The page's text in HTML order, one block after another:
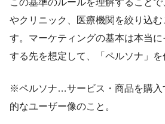
この基準のルールを理解すること
やクリニック、医療機関を絞り込
す。マーケティングの基本は本当
する先を想定して、「ペルソナ」を
※ペルソナ…サービス・商品を購入
的なユーザー像のこと。